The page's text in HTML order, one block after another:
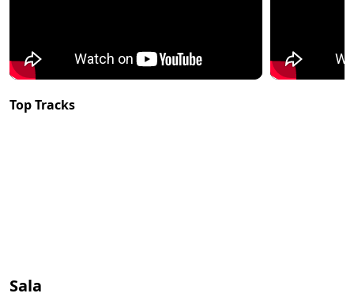
Top Tracks
Sala